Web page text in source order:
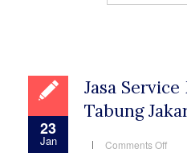
23
Jan
Jasa
Tabung
Comments Offon